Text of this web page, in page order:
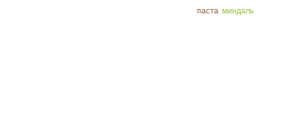
паста миндаль